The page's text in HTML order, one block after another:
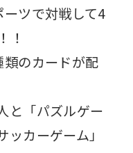
ツで対戦して4
！
のカードが配
「パズルゲー
カーゲーム」